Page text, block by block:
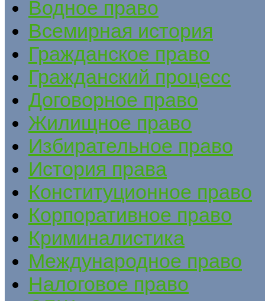
Водное право
Всемирная история
Гражданское право
Гражданский процесс
Договорное право
Жилищное право
Избирательное право
История права
Конституционное право
Корпоративное право
Криминалистика
Международное право
Налоговое право